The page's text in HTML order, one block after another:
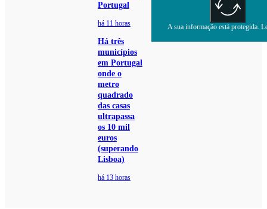
Portugal
há 11 horas
Há três
municípios
em Portugal
onde o
metro
quadrado
das casas
ultrapassa
os 10 mil
euros
(superando
Lisboa)
há 13 horas
A sua informação está protegida.